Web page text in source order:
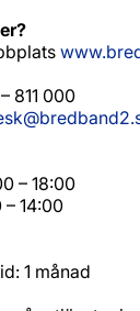
811 000
– 18:00
– 14:00
1 månad